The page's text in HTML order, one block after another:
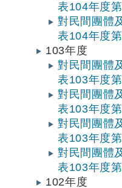
表104年度
對民間團體
表104年度
103年度
對民間團體
表103年度
對民間團體
表103年度
對民間團體
表103年度
對民間團體
表103年度
102年度